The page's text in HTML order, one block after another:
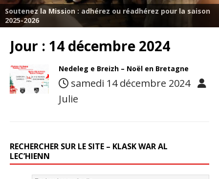
Soutenez la Mission : adhérez ou réadhérez pour la saison
2025-2026
Jour : 14 décembre 2024
Nedeleg e Breizh – Noël en Bretagne
samedi 14 décembre 2024
Julie
RECHERCHER SUR LE SITE – KLASK WAR AL
LEC’HIENN